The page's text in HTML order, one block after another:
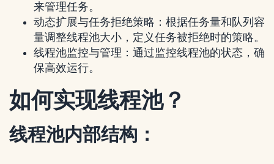
来管理任务。
动态扩展与任务拒绝策略：根据任务量和队列容
量调整线程池大小，定义任务被拒绝时的策略。
线程池监控与管理：通过监控线程池的状态，确
保高效运行。
如何实现线程池？
线程池内部结构：